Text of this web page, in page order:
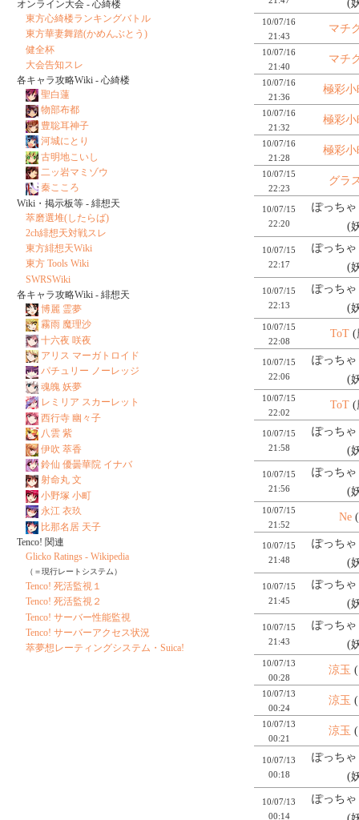
(
10/07/16
21:43
マチ
10/07/16
21:40
マチ
10/07/16
21:36
極彩小
10/07/16
21:32
極彩小
10/07/16
21:28
極彩小
10/07/15
22:23
グラ
10/07/15
22:20
ぽっちゃ
(
10/07/15
22:17
ぽっちゃ
(
10/07/15
22:13
ぽっちゃ
(
10/07/15
22:08
ToT(
10/07/15
22:06
ぽっちゃ
(
10/07/15
22:02
ToT(
10/07/15
21:58
ぽっちゃ
(
10/07/15
21:56
ぽっちゃ
(
10/07/15
21:52
Ne(
10/07/15
21:48
ぽっちゃ
(
10/07/15
21:45
ぽっちゃ
(
10/07/15
21:43
ぽっちゃ
(
10/07/13
00:28
涼玉
10/07/13
00:24
涼玉
10/07/13
00:21
涼玉
10/07/13
00:18
ぽっちゃ
(
10/07/13
00:14
ぽっちゃ
オンライン大会 - 心綺楼
東方心綺楼ランキングバトル
東方華妻舞踏(かめんぶとう)
健全杯
大会告知スレ
各キャラ攻略Wiki - 心綺楼
聖白蓮
物部布都
豊聡耳神子
河城にとり
古明地こいし
二ッ岩マミゾウ
秦こころ
Wiki・掲示板等 - 緋想天
萃磨選堆(したらば)
2ch緋想天対戦スレ
東方緋想天Wiki
東方 Tools Wiki
SWRSWiki
各キャラ攻略Wiki - 緋想天
博麗 霊夢
霧雨 魔理沙
十六夜 咲夜
アリス マーガトロイド
パチュリー ノーレッジ
魂魄 妖夢
レミリア スカーレット
西行寺 幽々子
八雲 紫
伊吹 萃香
鈴仙 優曇華院 イナバ
射命丸 文
小野塚 小町
永江 衣玖
比那名居 天子
Tenco! 関連
Glicko Ratings - Wikipedia
（＝現行レートシステム）
Tenco! 死活監視１
Tenco! 死活監視２
Tenco! サーバー性能監視
Tenco! サーバーアクセス状況
萃夢想レーティングシステム・Suica!